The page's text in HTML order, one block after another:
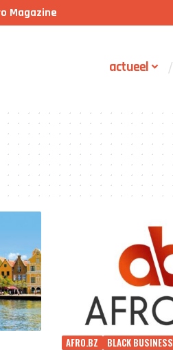
Magazine
actueel
AFRO.BZ BLACK BUSINESS